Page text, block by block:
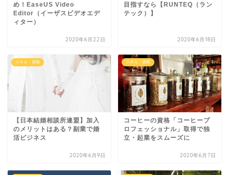
め！EaseUS Video
Editor（イーザスビデオエデ
ィター）
2020年6月22日
目指すなら【RUNTEQ（ラン
テック）】
2020年6月18日
スキル・資格
【日本結婚相談所連盟】加入
のメリットはある？副業で婚
活ビジネス
2020年6月9日
スキル・資格
コーヒーの資格「コーヒープ
ロフェッショナル」取得で独
立・起業をスムーズに
2020年6月7日